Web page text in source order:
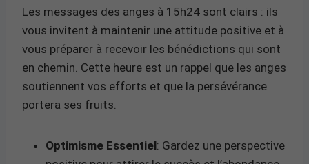
Les messages des anges à 15h24 sont clairs : ils
vous invitent à maintenir une attitude positive et à
vous préparer à recevoir les bénédictions qui sont
en chemin. Cette heure est un rappel que les anges
soutiennent vos efforts et que la persévérance
portera ses fruits.
Optimisme Essentiel: Gardez une perspective